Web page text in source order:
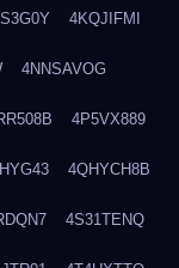
4KQJIFMI
4NNSAVOG
4P5VX889
4QHYCH8B
4S31TENQ